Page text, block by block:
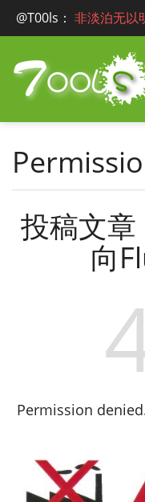
@T00ls ： 非淡泊无以
投稿文
向
Permission